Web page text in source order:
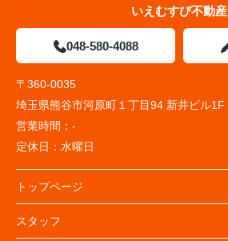
いえむすび不動産
048-580-4088
〒360-0035
埼玉県熊谷市河原町１丁目94 新井ビル1F
営業時間： -
定休日： 水曜日
トップページ
スタッフ